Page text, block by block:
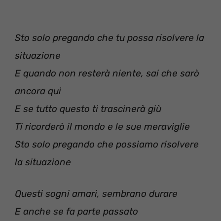
Sto solo pregando che tu possa risolvere la
situazione
E quando non resterà niente, sai che sarò
ancora qui
E se tutto questo ti trascinerà giù
Ti ricorderò il mondo e le sue meraviglie
Sto solo pregando che possiamo risolvere
la situazione
Questi sogni amari, sembrano durare
E anche se fa parte passato